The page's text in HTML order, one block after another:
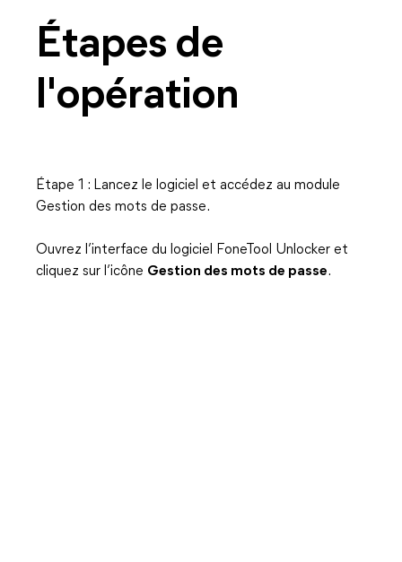
Étapes de
l'opération
Étape 1 : Lancez le logiciel et accédez au module
Gestion des mots de passe.
Ouvrez l’interface du logiciel FoneTool Unlocker et
cliquez sur l’icône Gestion des mots de passe.